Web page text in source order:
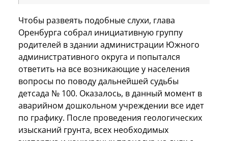
Чтобы развеять подобные слухи, глава
Оренбурга собрал инициативную группу
родителей в здании администрации Южного
административного округа и попытался
ответить на все возникающие у населения
вопросы по поводу дальнейшей судьбы
детсада № 100. Оказалось, в данный момент в
аварийном дошкольном учреждении все идет
по графику. После проведения геологических
изысканий грунта, всех необходимых